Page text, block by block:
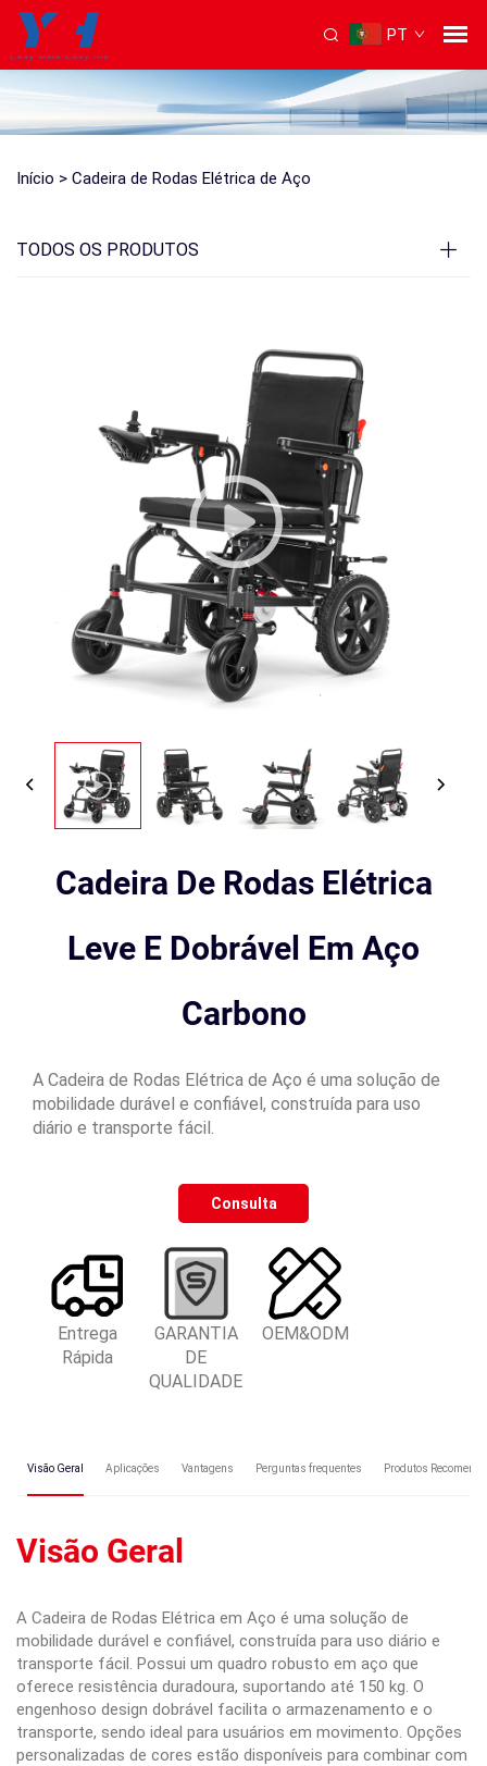
PT
Início > Cadeira de Rodas Elétrica de Aço
TODOS OS PRODUTOS
Cadeira De Rodas Elétrica
Leve E Dobrável Em Aço
Carbono
A Cadeira de Rodas Elétrica de Aço é uma solução de
mobilidade durável e confiável, construída para uso
diário e transporte fácil.
Consulta
Entrega
Rápida
GARANTIA
DE
QUALIDADE
OEM&ODM
Visão Geral Aplicações Vantagens Perguntas frequentes Produtos
Visão Geral
A Cadeira de Rodas Elétrica em Aço é uma solução de
mobilidade durável e confiável, construída para uso diário e
transporte fácil. Possui um quadro robusto em aço que
oferece resistência duradoura, suportando até 150 kg. O
engenhoso design dobrável facilita o armazenamento e o
transporte, sendo ideal para usuários em movimento. Opções
personalizadas de cores estão disponíveis para combinar com